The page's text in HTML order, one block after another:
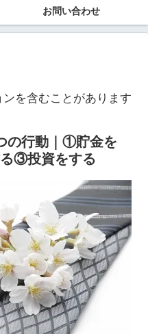
お問い合わせ
を含むことがあります
の行動｜①貯金を
③投資をする